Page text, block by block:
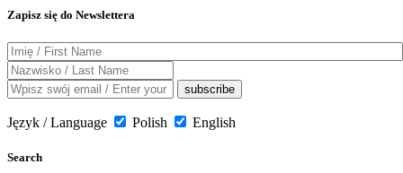
Zapisz się do Newslettera
Język / Language Polish English
Search